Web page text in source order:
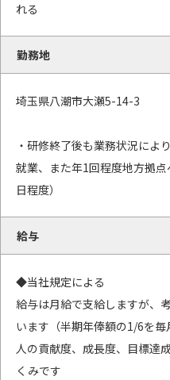
れる
勤務地
埼玉県八潮市大瀬5-14-3
・研修終了後も業務状況によ
就業、また年1回程度地方拠
日程度）
給与
◆当社規定による
給与は月給で支給しますが、
います（半期年俸額の1/6を
人の貢献度、成長度、目標達
くみです